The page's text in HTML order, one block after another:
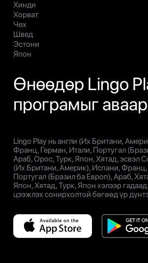
Хинди
Хорват
Чех
Швед
Эстони
Япон
Өнөөдөр Lingo
програмыг
Lingo Play нь англи (Их Британи,
Франц, Герман, Итали, Португал
Араб, Орос, Турк, Япон, Хятад, эсвэл
(Их Британи, Америк), Испани, Франц,
Португал (Бразил ба Европ), Араб,
Япон, Хятад, Турк, Япон хэлээр гадаад
цээжлэх сонирхолтой бөгөөд үр